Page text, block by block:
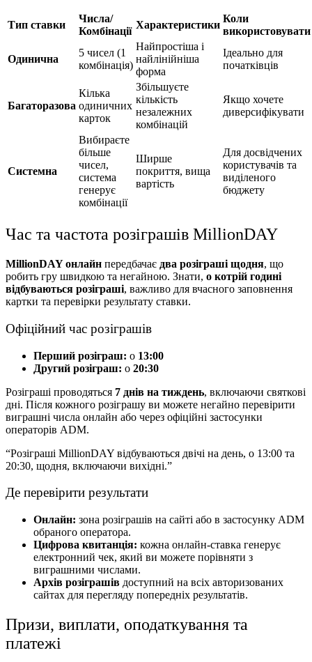
Тип ставки
Числа/
Комбінації
Характеристики
Коли
використовувати
Одинична
5 чисел (1
комбінація)
Найпростіша і
найлінійніша
форма
Ідеально для
початківців
Багаторазова
Кілька
одиничних
карток
Збільшуєте
кількість
незалежних
комбінацій
Якщо хочете
диверсифікувати
Системна
Вибираєте
більше
чисел,
система
генерує
комбінації
Ширше
покриття, вища
вартість
Для досвідчених
користувачів та
виділеного
бюджету
Час та частота розіграшів MillionDAY
MillionDAY онлайн передбачає два розіграші щодня, що
робить гру швидкою та негайною. Знати, о котрій годині
відбуваються розіграші, важливо для вчасного заповнення
картки та перевірки результату ставки.
Офіційний час розіграшів
Перший розіграш: о 13:00
Другий розіграш: о 20:30
Розіграші проводяться 7 днів на тиждень, включаючи святкові
дні. Після кожного розіграшу ви можете негайно перевірити
виграшні числа онлайн або через офіційні застосунки
операторів ADM.
“Розіграші MillionDAY відбуваються двічі на день, о 13:00 та
20:30, щодня, включаючи вихідні.”
Де перевірити результати
Онлайн: зона розіграшів на сайті або в застосунку ADM
обраного оператора.
Цифрова квитанція: кожна онлайн-ставка генерує
електронний чек, який ви можете порівняти з
виграшними числами.
Архів розіграшів доступний на всіх авторизованих
сайтах для перегляду попередніх результатів.
Призи, виплати, оподаткування та
платежі